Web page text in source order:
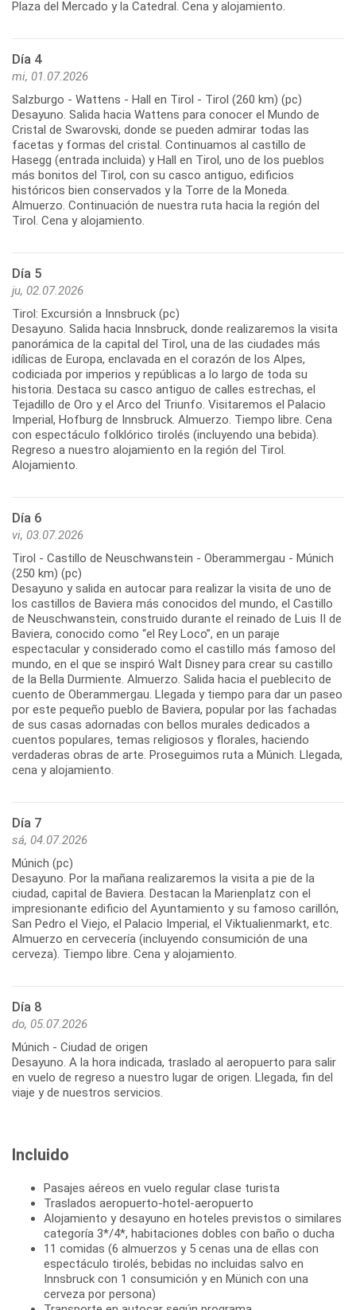
Día 4
mi, 01.07.2026
Salzburgo - Wattens - Hall en Tirol - Tirol (260 km) (pc)
Desayuno. Salida hacia Wattens para conocer el Mundo de
Cristal de Swarovski, donde se pueden admirar todas las
facetas y formas del cristal. Continuamos al castillo de
Hasegg (entrada incluida) y Hall en Tirol, uno de los pueblos
más bonitos del Tirol, con su casco antiguo, edificios
históricos bien conservados y la Torre de la Moneda.
Almuerzo. Continuación de nuestra ruta hacia la región del
Día 5
ju, 02.07.2026
Tirol: Excursión a Innsbruck (pc)
Desayuno. Salida hacia Innsbruck, donde realizaremos la visita
panorámica de la capital del Tirol, una de las ciudades más
idílicas de Europa, enclavada en el corazón de los Alpes,
codiciada por imperios y repúblicas a lo largo de toda su
historia. Destaca su casco antiguo de calles estrechas, el
Tejadillo de Oro y el Arco del Triunfo. Visitaremos el Palacio
Imperial, Hofburg de Innsbruck. Almuerzo. Tiempo libre. Cena
con espectáculo folklórico tirolés (incluyendo una bebida).
Regreso a nuestro alojamiento en la región del Tirol.
Día 6
vi, 03.07.2026
Tirol - Castillo de Neuschwanstein - Oberammergau - Múnich
(250 km) (pc)
Desayuno y salida en autocar para realizar la visita de uno de
los castillos de Baviera más conocidos del mundo, el Castillo
de Neuschwanstein, construido durante el reinado de Luis II de
Baviera, conocido como “el Rey Loco”, en un paraje
espectacular y considerado como el castillo más famoso del
mundo, en el que se inspiró Walt Disney para crear su castillo
de la Bella Durmiente. Almuerzo. Salida hacia el pueblecito de
cuento de Oberammergau. Llegada y tiempo para dar un paseo
por este pequeño pueblo de Baviera, popular por las fachadas
de sus casas adornadas con bellos murales dedicados a
cuentos populares, temas religiosos y florales, haciendo
verdaderas obras de arte. Proseguimos ruta a Múnich. Llegada,
Día 7
sá, 04.07.2026
Múnich (pc)
Desayuno. Por la mañana realizaremos la visita a pie de la
ciudad, capital de Baviera. Destacan la Marienplatz con el
impresionante edificio del Ayuntamiento y su famoso carillón,
San Pedro el Viejo, el Palacio Imperial, el Viktualienmarkt, etc.
Almuerzo en cervecería (incluyendo consumición de una
Día 8
do, 05.07.2026
Múnich - Ciudad de origen
Desayuno. A la hora indicada, traslado al aeropuerto para salir
en vuelo de regreso a nuestro lugar de origen. Llegada, fin del
Incluido
Pasajes aéreos en vuelo regular clase turista
Traslados aeropuerto-hotel-aeropuerto
Alojamiento y desayuno en hoteles previstos o similares
categoría 3*/4*, habitaciones dobles con baño o ducha
11 comidas (6 almuerzos y 5 cenas una de ellas con
espectáculo tirolés, bebidas no incluidas salvo en
Innsbruck con 1 consumición y en Münich con una
cerveza por persona)